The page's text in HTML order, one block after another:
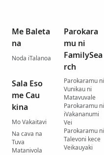
Me Baleta
na
Noda iTalanoa
Sala Eso
me Cau
kina
Mo Vakaitavi
Na cava na
Tuva
Matanivola
Parokara
mu ni
FamilySea
rch
Parokaramu ni
Vunikau ni
Matavuvale
Parokaramu ni
iVakananumi
Vei
Parokaramu ni
Talevoni kece
Veikauyaki